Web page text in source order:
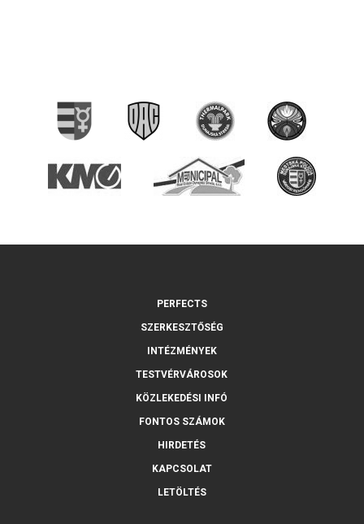
PERFECTS
SZERKESZTŐSÉG
INTÉZMÉNYEK
TESTVÉRVÁROSOK
KÖZLEKEDÉSI INFÓ
FONTOS SZÁMOK
HIRDETÉS
KAPCSOLAT
LETÖLTÉS